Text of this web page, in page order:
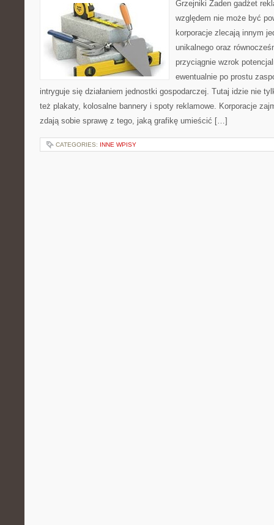
Grzejniki Żaden gadżet
względem nie może być
korporacje zlecają innym
unikalnego oraz
przyciągnie wzrok
ewentualnie po prostu
intryguje się działaniem jednostki gospodarczej. Tutaj idzie nie
też plakaty, kolosalne bannery i spoty reklamowe. Korporacje
zdają sobie sprawę z tego, jaką grafikę umieścić […]
CATEGORIES: INNE WPISY